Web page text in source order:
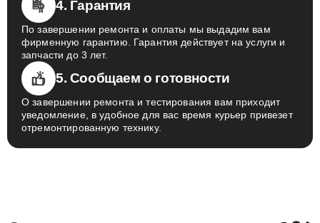
4. Гарантия
По завершении ремонта и оплаты мы выдадим вам
фирменную гарантию. Гарантия действует на услуги и
запчасти до 3 лет.
5. Сообщаем о готовности
О завершении ремонта и тестирования вам приходит
уведомление, в удобное для вас время курьер привезет